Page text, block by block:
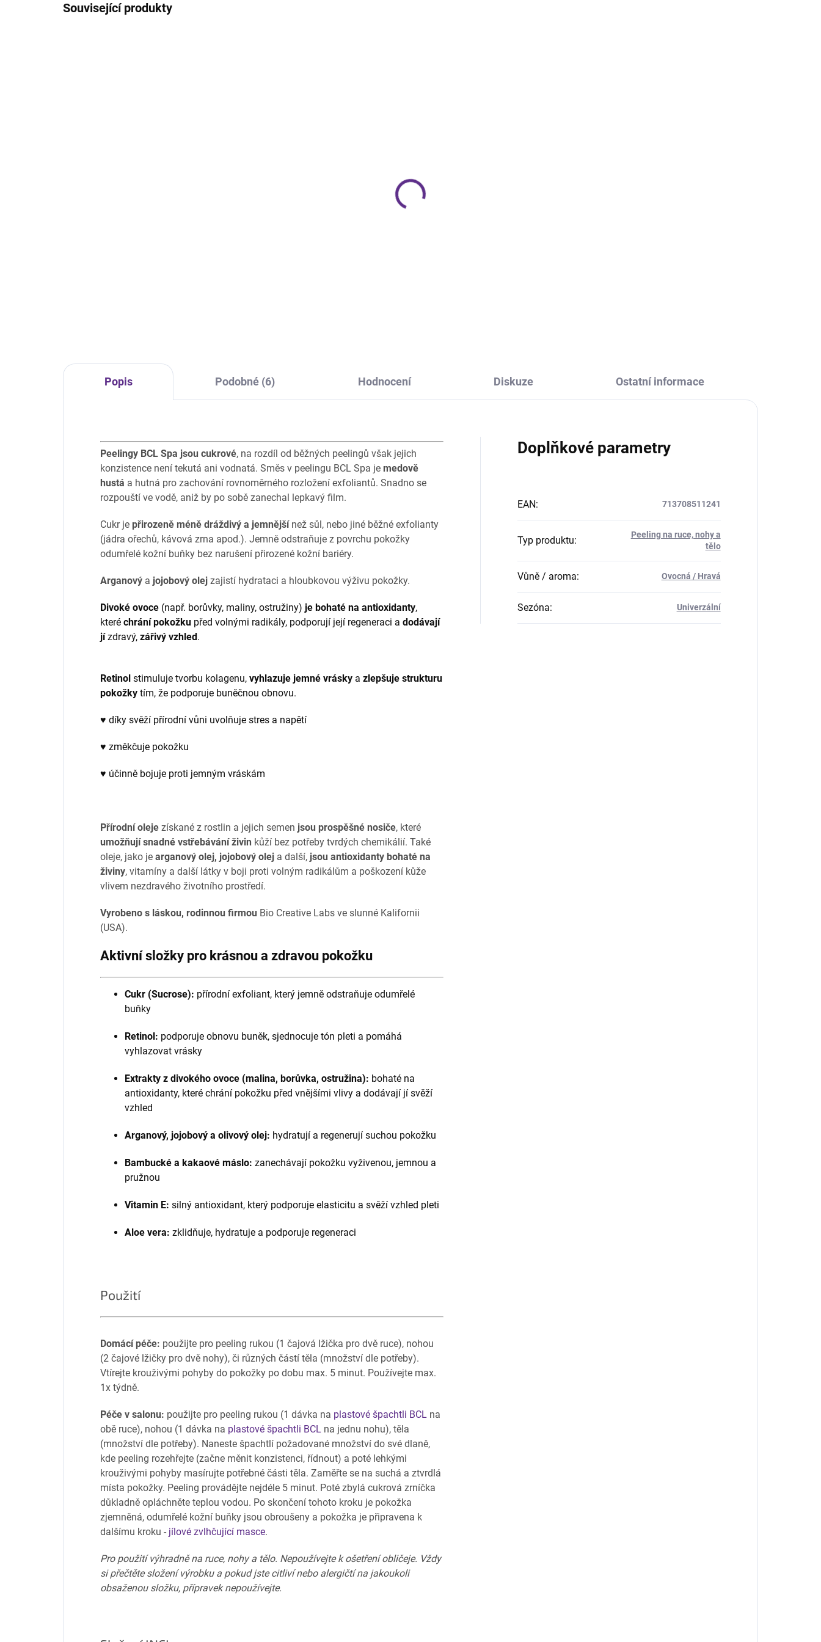
Související produkty
Popis Podobné (6) Hodnocení Diskuze Ostatní informace
Peelingy BCL Spa jsou cukrové, na rozdíl od běžných peelingů však jejich
konzistence není tekutá ani vodnatá. Směs v peelingu BCL Spa je medově
hustá a hutná pro zachování rovnoměrného rozložení exfoliantů. Snadno se
rozpouští ve vodě, aniž by po sobě zanechal lepkavý film.
Cukr je přirozeně méně dráždivý a jemnějšínež sůl, nebo jiné běžné exfolianty
(jádra ořechů, kávová zrna apod.). Jemně odstraňuje z povrchu pokožky
odumřelé kožní buňky bez narušení přirozené kožní bariéry.
Arganový a jojobový olej zajistí hydrataci a hloubkovou výživu pokožky.
Divoké ovoce (např. borůvky, maliny, ostružiny) je bohaté na antioxidanty,
které chrání pokožku před volnými radikály, podporují její regeneraci a dodávají
jízdravý, zářivý vzhled.
Retinol stimuluje tvorbu kolagenu, vyhlazuje jemné vrásky a zlepšuje strukturu
pokožky tím, že podporuje buněčnou obnovu.
♥ díky svěží přírodní vůni uvolňuje stres a napětí
♥ změkčuje pokožku
♥ účinně bojuje proti jemným vráskám
Přírodní oleje získané z rostlin a jejich semen jsou prospěšné nosiče, které
umožňují snadné vstřebávání živin kůží bez potřeby tvrdých chemikálií. Také
oleje, jako je arganový olej, jojobový olej a další, jsou antioxidanty bohaté na
živiny, vitamíny a další látky v boji proti volným radikálům a poškození kůže
vlivem nezdravého životního prostředí.
Vyrobeno s láskou, rodinnou firmou Bio Creative Labs ve slunné Kalifornii
(USA).
Aktivní složky pro krásnou a zdravou pokožku
Cukr (Sucrose): přírodní exfoliant, který jemně odstraňuje odumřelé
buňky
Retinol: podporuje obnovu buněk, sjednocuje tón pleti a pomáhá
vyhlazovat vrásky
Extrakty z divokého ovoce (malina, borůvka, ostružina): bohaté na
antioxidanty, které chrání pokožku před vnějšími vlivy a dodávají jí svěží
vzhled
Arganový, jojobový a olivový olej: hydratují a regenerují suchou pokožku
Bambucké a kakaové máslo: zanechávají pokožku vyživenou, jemnou a
pružnou
Vitamin E: silný antioxidant, který podporuje elasticitu a svěží vzhled pleti
Aloe vera: zklidňuje, hydratuje a podporuje regeneraci
Použití
Domácí péče: použijte pro peeling rukou (1 čajová lžička pro dvě ruce), nohou
(2 čajové lžičky pro dvě nohy), či různých částí těla (množství dle potřeby).
Vtírejte krouživými pohyby do pokožky po dobu max. 5 minut. Používejte max.
1x týdně.
Péče v salonu: použijte pro peeling rukou (1 dávka na plastové špachtli BCL na
obě ruce), nohou (1 dávka na plastové špachtli BCL na jednu nohu), těla
(množství dle potřeby). Naneste špachtlí požadované množství do své dlaně,
kde peeling rozehřejte (začne měnit konzistenci, řídnout) a poté lehkými
krouživými pohyby masírujte potřebné části těla. Zaměřte se na suchá a ztvrdlá
místa pokožky. Peeling provádějte nejdéle 5 minut. Poté zbylá cukrová zrníčka
důkladně opláchněte teplou vodou. Po skončení tohoto kroku je pokožka
zjemněná, odumřelé kožní buňky jsou obroušeny a pokožka je připravena k
dalšímu kroku - jílové zvlhčující masce.
Pro použití výhradně na ruce, nohy a tělo. Nepoužívejte k ošetření obličeje. Vždy
si přečtěte složení výrobku a pokud jste citliví nebo alergičtí na jakoukoli
obsaženou složku, přípravek nepoužívejte.
Doplňkové parametry
EAN: 713708511241
Typ produktu:
Peeling na ruce, nohy a
tělo
Vůně / aroma: Ovocná / Hravá
Sezóna: Univerzální